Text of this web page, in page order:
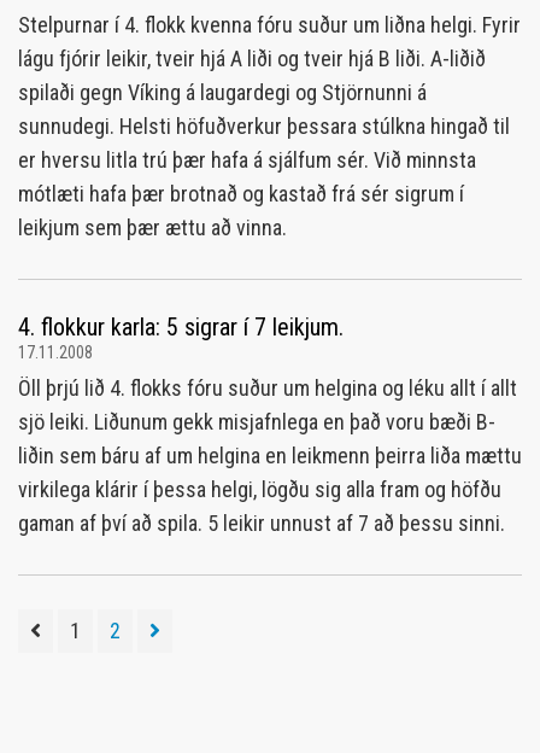
Stelpurnar í 4. flokk kvenna fóru suður um liðna helgi. Fyrir
lágu fjórir leikir, tveir hjá A liði og tveir hjá B liði. A-liðið
spilaði gegn Víking á laugardegi og Stjörnunni á
sunnudegi. Helsti höfuðverkur þessara stúlkna hingað til
er hversu litla trú þær hafa á sjálfum sér. Við minnsta
mótlæti hafa þær brotnað og kastað frá sér sigrum í
leikjum sem þær ættu að vinna.
4. flokkur karla: 5 sigrar í 7 leikjum.
17.11.2008
Öll þrjú lið 4. flokks fóru suður um helgina og léku allt í allt
sjö leiki. Liðunum gekk misjafnlega en það voru bæði B-
liðin sem báru af um helgina en leikmenn þeirra liða mættu
virkilega klárir í þessa helgi, lögðu sig alla fram og höfðu
gaman af því að spila. 5 leikir unnust af 7 að þessu sinni.
1 2